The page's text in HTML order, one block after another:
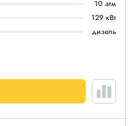
10 атм
129 кВт
дизель